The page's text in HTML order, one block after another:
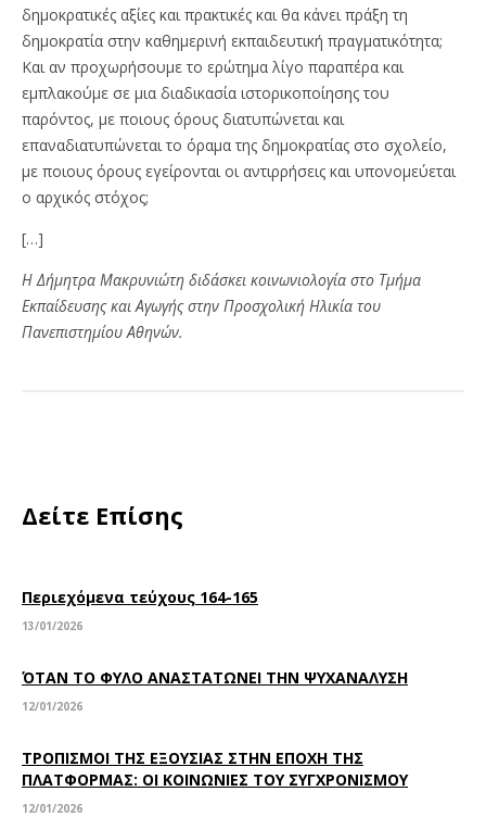
δημοκρατικές αξίες και πρακτικές και θα κάνει πράξη τη
δημοκρατία στην καθημερινή εκπαιδευτική πραγματικότητα;
Και αν προχωρήσουμε το ερώτημα λίγο παραπέρα και
εμπλακούμε σε μια διαδικασία ιστορικοποίησης του
παρόντος, με ποιους όρους διατυπώνεται και
επαναδιατυπώνεται το όραμα της δημοκρατίας στο σχολείο,
με ποιους όρους εγείρονται οι αντιρρήσεις και υπονομεύεται
ο αρχικός στόχος;
[…]
Η Δήμητρα Μακρυνιώτη διδάσκει κοινωνιολογία στο Τμήμα
Εκπαίδευσης και Αγωγής στην Προσχολική Ηλικία του
Πανεπιστημίου Αθηνών.
Δείτε Επίσης
Περιεχόμενα τεύχους 164-165
13/01/2026
ΌΤΑΝ ΤΟ ΦΥΛΟ ΑΝΑΣΤΑΤΩΝΕΙ ΤΗΝ ΨΥΧΑΝΑΛΥΣΗ
12/01/2026
ΤΡΟΠΙΣΜΟΙ ΤΗΣ ΕΞΟΥΣΙΑΣ ΣΤΗΝ ΕΠΟΧΗ ΤΗΣ
ΠΛΑΤΦΟΡΜΑΣ: ΟΙ ΚΟΙΝΩΝΙΕΣ ΤΟΥ ΣΥΓΧΡΟΝΙΣΜΟΥ
12/01/2026